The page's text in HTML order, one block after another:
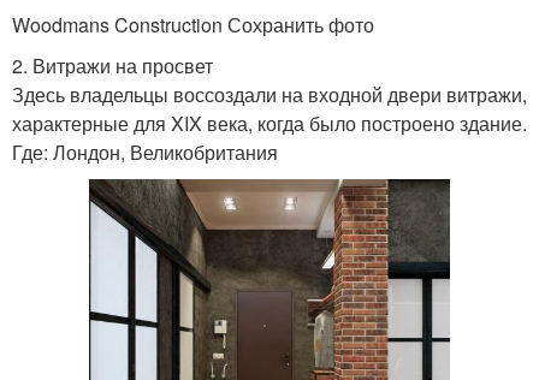
Woodmans Construction Сохранить фото
2. Витражи на просвет
Здесь владельцы воссоздали на входной двери витражи,
характерные для XIX века, когда было построено здание.
Где: Лондон, Великобритания